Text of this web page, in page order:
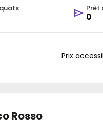
Prêt
0
Prix
Rosso